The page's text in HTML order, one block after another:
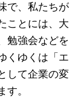
で、私たちが
ことには、大
勉強会などを
くゆくは「エ
して企業の変
。